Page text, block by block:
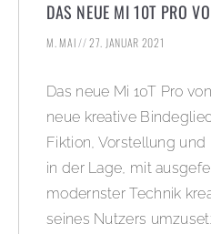
DAS NEUE MI 10T PRO
M. MAI 27. JANUAR 2021
Das neue Mi 10T Pro
neue kreative
Fiktion, Vorstellung und
in der Lage, mit
modernster Technik
seines Nutzers